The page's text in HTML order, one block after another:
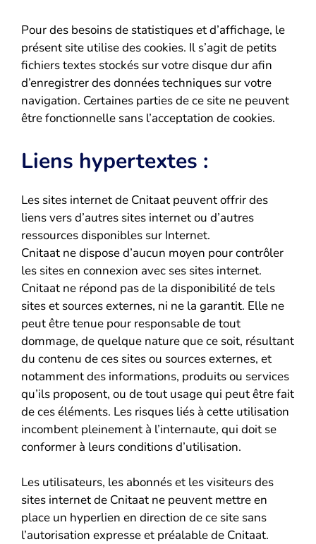
Pour des besoins de statistiques et d’affichage, le
présent site utilise des cookies. Il s’agit de petits
fichiers textes stockés sur votre disque dur afin
d’enregistrer des données techniques sur votre
navigation. Certaines parties de ce site ne peuvent
être fonctionnelle sans l’acceptation de cookies.
Liens hypertextes :
Les sites internet de Cnitaat peuvent offrir des
liens vers d’autres sites internet ou d’autres
ressources disponibles sur Internet.
Cnitaat ne dispose d’aucun moyen pour contrôler
les sites en connexion avec ses sites internet.
Cnitaat ne répond pas de la disponibilité de tels
sites et sources externes, ni ne la garantit. Elle ne
peut être tenue pour responsable de tout
dommage, de quelque nature que ce soit, résultant
du contenu de ces sites ou sources externes, et
notamment des informations, produits ou services
qu’ils proposent, ou de tout usage qui peut être fait
de ces éléments. Les risques liés à cette utilisation
incombent pleinement à l’internaute, qui doit se
conformer à leurs conditions d’utilisation.
Les utilisateurs, les abonnés et les visiteurs des
sites internet de Cnitaat ne peuvent mettre en
place un hyperlien en direction de ce site sans
l’autorisation expresse et préalable de Cnitaat.